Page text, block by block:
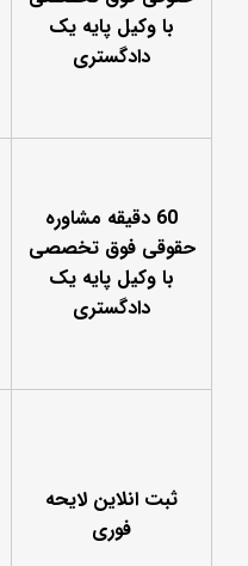
با وکیل پایه یک
دادگستری
60 دقیقه مشاوره
حقوقی فوق تخصصی
با وکیل پایه یک
دادگستری
ثبت انلاین لایحه
فوری